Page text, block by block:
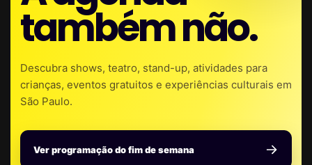
também não.
Descubra shows, teatro, stand-up, atividades para
crianças, eventos gratuitos e experiências culturais em
São Paulo.
Ver programação do fim de semana